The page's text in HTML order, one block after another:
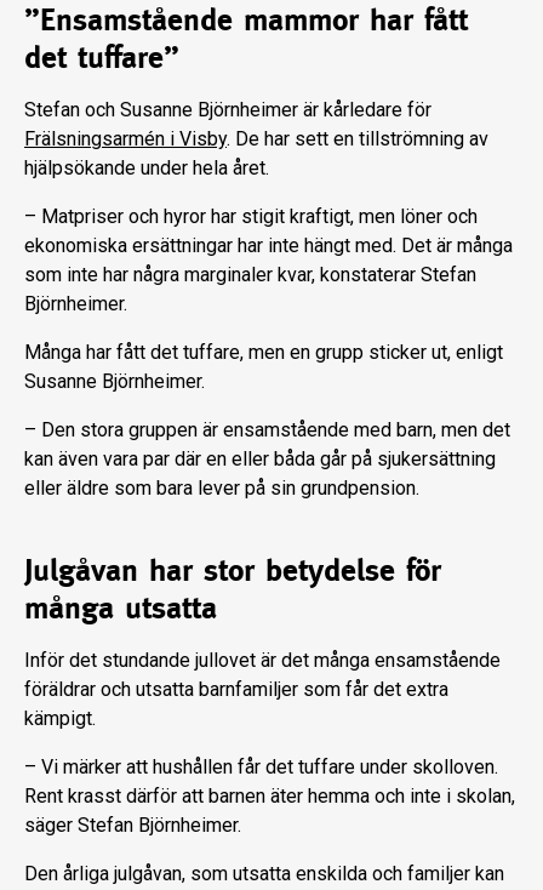
”Ensamstående mammor har fått
det tuffare”
Stefan och Susanne Björnheimer är kårledare för
Frälsningsarmén i Visby. De har sett en tillströmning av
hjälpsökande under hela året.
– Matpriser och hyror har stigit kraftigt, men löner och
ekonomiska ersättningar har inte hängt med. Det är många
som inte har några marginaler kvar, konstaterar Stefan
Björnheimer.
Många har fått det tuffare, men en grupp sticker ut, enligt
Susanne Björnheimer.
– Den stora gruppen är ensamstående med barn, men det
kan även vara par där en eller båda går på sjukersättning
eller äldre som bara lever på sin grundpension.
Julgåvan har stor betydelse för
många utsatta
Inför det stundande jullovet är det många ensamstående
föräldrar och utsatta barnfamiljer som får det extra
kämpigt.
– Vi märker att hushållen får det tuffare under skolloven.
Rent krasst därför att barnen äter hemma och inte i skolan,
säger Stefan Björnheimer.
Den årliga julgåvan, som utsatta enskilda och familjer kan